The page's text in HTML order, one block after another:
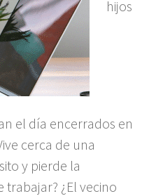
hijos
el día encerrados en
cerca de una
y pierde la
¿El vecino